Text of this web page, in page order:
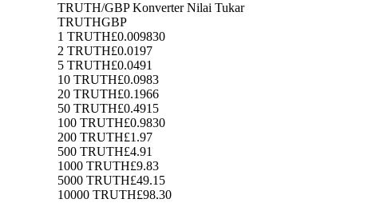
TRUTH/GBP Konverter Nilai Tukar
TRUTHGBP
1 TRUTH£0.009830
2 TRUTH£0.0197
5 TRUTH£0.0491
10 TRUTH£0.0983
20 TRUTH£0.1966
50 TRUTH£0.4915
100 TRUTH£0.9830
200 TRUTH£1.97
500 TRUTH£4.91
1000 TRUTH£9.83
5000 TRUTH£49.15
10000 TRUTH£98.30